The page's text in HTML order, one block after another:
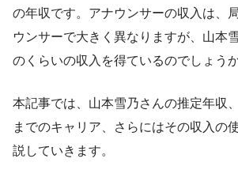
の年収です。アナウンサーの収入は、
ウンサーで大きく異なりますが、山本
のくらいの収入を得ているのでしょう
本記事では、山本雪乃さんの推定年収
までのキャリア、さらにはその収入の
説していきます。